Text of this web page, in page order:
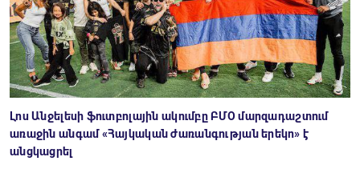
Լոս Անջելեսի ֆուտբոլային ակումբը ԲՄՕ մարզադաշտում
առաջին անգամ «Հայկական ժառանգության երեկո» է
անցկացրել